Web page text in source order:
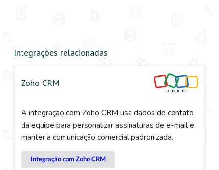
Integrações relacionadas
Zoho CRM
A integração com Zoho CRM usa dados de contato
da equipe para personalizar assinaturas de e-mail e
manter a comunicação comercial padronizada.
Integração com Zoho CRM